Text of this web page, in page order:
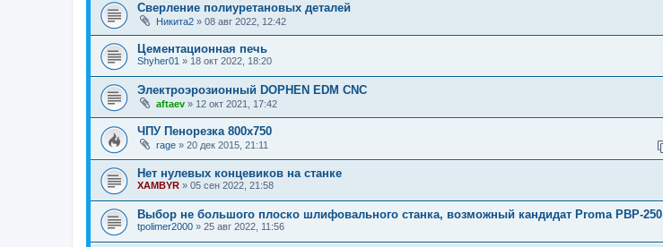
Сверление полиуретановых деталей
Никита2 » 08 авг 2022, 12:42
Цементационная печь
Shyher01 » 18 окт 2022, 18:20
Электроэрозионный DOPHEN EDM CNC
aftaev » 12 окт 2021, 17:42
ЧПУ Пенорезка 800х750
rage » 20 дек 2015, 21:11
Нет нулевых концевиков на станке
XAMBYR » 05 сен 2022, 21:58
Выбор не большого плоско шлифовального станка, возможный кандидат Proma PBP-250
tpolimer2000 » 25 авг 2022, 11:56